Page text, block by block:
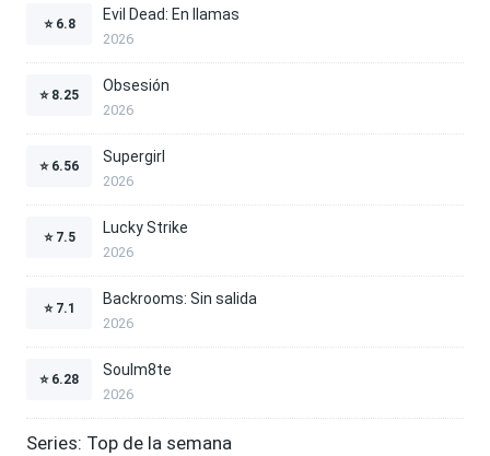
⭐ 6.8
Evil Dead: En llamas
2026
⭐ 8.25
Obsesión
2026
⭐ 6.56
Supergirl
2026
⭐ 7.5
Lucky Strike
2026
⭐ 7.1
Backrooms: Sin salida
2026
⭐ 6.28
Soulm8te
2026
Series: Top de la semana